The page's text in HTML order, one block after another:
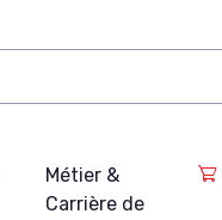
Métier &
Carrière de